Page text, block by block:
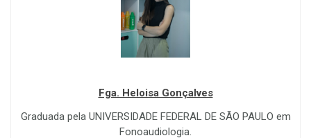
Fga. Heloisa Gonçalves
Graduada pela UNIVERSIDADE FEDERAL DE SÃO PAULO em
Fonoaudiologia.